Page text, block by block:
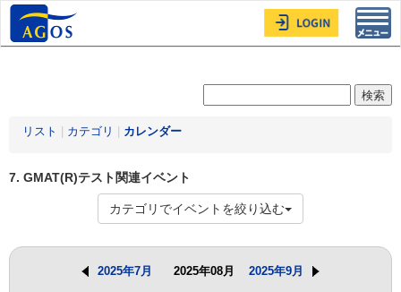
リスト カテゴリ カレンダー
7. GMAT(R)テスト関連イベント
カテゴリでイベントを絞り込む
2025年7月 2025年08月 2025年9月